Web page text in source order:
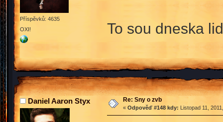
Příspěvků: 4635
OXI!
To sou dneska
Daniel Aaron Styx Re: Sny o zvb
« Odpověď #148 kdy: Listopad 11,